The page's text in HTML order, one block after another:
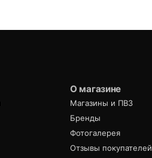
О магазине
Магазины и ПВЗ
Бренды
Фотогалерея
Отзывы покупателей